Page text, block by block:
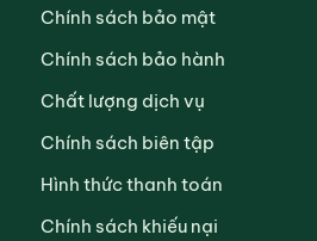
Chính sách bảo mật
Chính sách bảo hành
Chất lượng dịch vụ
Chính sách biên tập
Hình thức thanh toán
Chính sách khiếu nại